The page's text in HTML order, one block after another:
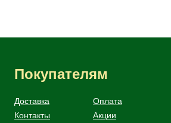
Покупателям
Доставка
Оплата
Контакты
Акции